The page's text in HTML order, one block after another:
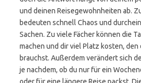
und deinen Reisegewohnheiten ab.
bedeuten schnell Chaos und
Sachen. Zu viele Fächer können die
machen und dir viel Platz kosten,
brauchst. Außerdem verändert sich
je nachdem, ob du nur für ein